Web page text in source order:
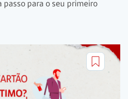
passo para o seu primeiro